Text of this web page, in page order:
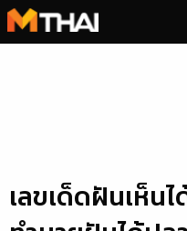
Skip
to
เลขเด็ดฝันเห็น